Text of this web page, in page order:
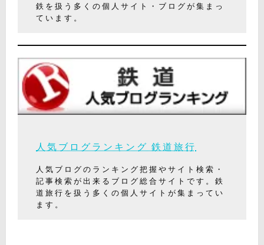
鉄を扱う多くの個人サイト・ブログが集まっ
ています。
人気ブログランキング 鉄道旅行
人気ブログのランキング把握やサイト検索・
記事検索が出来るブログ総合サイトです。鉄
道旅行を扱う多くの個人サイトが集まってい
ます。